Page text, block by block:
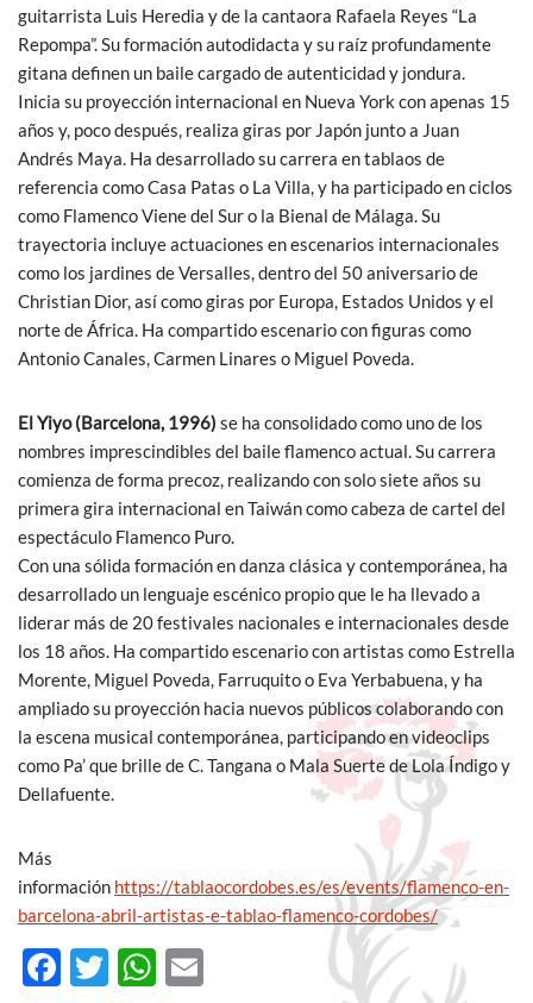
guitarrista Luis Heredia y de la cantaora Rafaela Reyes “La
Repompa”. Su formación autodidacta y su raíz profundamente
gitana definen un baile cargado de autenticidad y jondura.
Inicia su proyección internacional en Nueva York con apenas 15
años y, poco después, realiza giras por Japón junto a Juan
Andrés Maya. Ha desarrollado su carrera en tablaos de
referencia como Casa Patas o La Villa, y ha participado en ciclos
como Flamenco Viene del Sur o la Bienal de Málaga. Su
trayectoria incluye actuaciones en escenarios internacionales
como los jardines de Versalles, dentro del 50 aniversario de
Christian Dior, así como giras por Europa, Estados Unidos y el
norte de África. Ha compartido escenario con figuras como
Antonio Canales, Carmen Linares o Miguel Poveda.
El Yiyo (Barcelona, 1996) se ha consolidado como uno de los
nombres imprescindibles del baile flamenco actual. Su carrera
comienza de forma precoz, realizando con solo siete años su
primera gira internacional en Taiwán como cabeza de cartel del
espectáculo Flamenco Puro.
Con una sólida formación en danza clásica y contemporánea, ha
desarrollado un lenguaje escénico propio que le ha llevado a
liderar más de 20 festivales nacionales e internacionales desde
los 18 años. Ha compartido escenario con artistas como Estrella
Morente, Miguel Poveda, Farruquito o Eva Yerbabuena, y ha
ampliado su proyección hacia nuevos públicos colaborando con
la escena musical contemporánea, participando en videoclips
como Pa’ que brille de C. Tangana o Mala Suerte de Lola Índigo y
Dellafuente.
Más
información https://tablaocordobes.es/es/events/flamenco-en-
barcelona-abril-artistas-e-tablao-flamenco-cordobes/
F
T
W